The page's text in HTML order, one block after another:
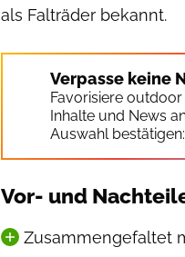
als Falträder bekannt.
Verpasse keine
Favorisiere
Inhalte und News
Auswahl bestätigen:
Vor- und
Zusammengefaltet